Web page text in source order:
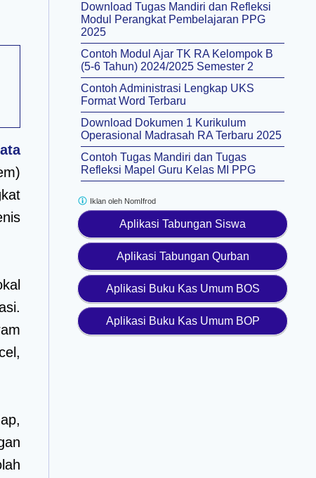
Download Tugas Mandiri dan Refleksi
Modul Perangkat Pembelajaran PPG
2025
Contoh Modul Ajar TK RA Kelompok B
(5-6 Tahun) 2024/2025 Semester 2
Contoh Administrasi Lengkap UKS
Format Word Terbaru
Download Dokumen 1 Kurikulum
Operasional Madrasah RA Terbaru 2025
Contoh Tugas Mandiri dan Tugas
Refleksi Mapel Guru Kelas MI PPG
Aplikasi Tabungan Siswa
Aplikasi Tabungan Qurban
Aplikasi Buku Kas Umum BOS
Aplikasi Buku Kas Umum BOP
Iklan oleh NomIfrod